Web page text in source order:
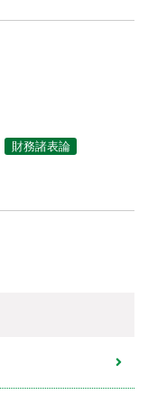
財務諸表論